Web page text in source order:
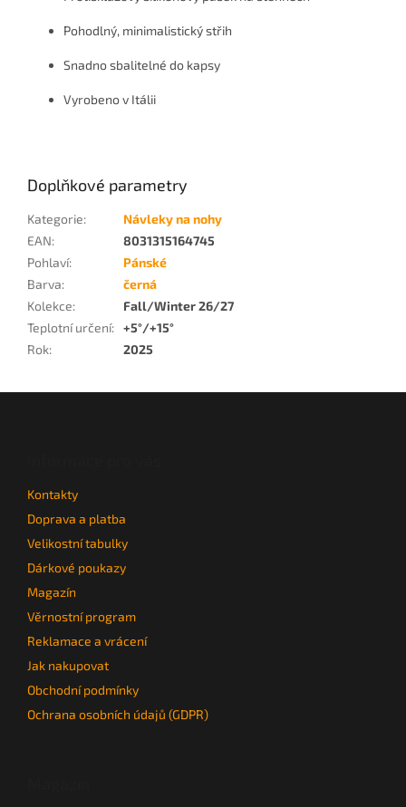
Pohodlný, minimalistický střih
Snadno sbalitelné do kapsy
Vyrobeno v Itálii
Doplňkové parametry
Kategorie:
Návleky na nohy
EAN:
8031315164745
Pohlaví:
Pánské
Barva:
černá
Kolekce:
Fall/Winter 26/27
Teplotní určení: +5°/+15°
Rok: 2025
Kontakty
Doprava a platba
Velikostní tabulky
Dárkové poukazy
Magazín
Věrnostní program
Reklamace a vrácení
Jak nakupovat
Obchodní podmínky
Ochrana osobních údajů (GDPR)